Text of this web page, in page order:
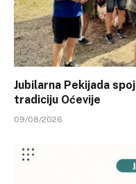
Jubilarna Pekijada
tradiciju Oćevije
09/08/2026